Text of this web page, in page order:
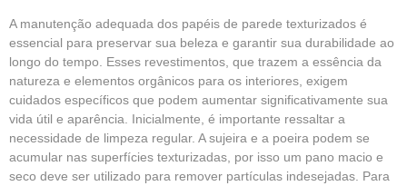
A manutenção adequada dos papéis de parede texturizados é
essencial para preservar sua beleza e garantir sua durabilidade ao
longo do tempo. Esses revestimentos, que trazem a essência da
natureza e elementos orgânicos para os interiores, exigem
cuidados específicos que podem aumentar significativamente sua
vida útil e aparência. Inicialmente, é importante ressaltar a
necessidade de limpeza regular. A sujeira e a poeira podem se
acumular nas superfícies texturizadas, por isso um pano macio e
seco deve ser utilizado para remover partículas indesejadas. Para